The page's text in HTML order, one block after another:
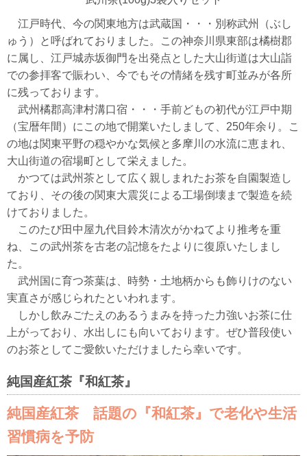
江戸時代、今の関東地方は武蔵国・・・別称武州（ぶし
ゅう）と呼ばれておりました。この神奈川県東部は橘樹郡
に属し、江戸城赤坂御門を出発点とした大山街道は大山詣
での参拝客で賑わい、今でもその情緒を残す町並みが各所
に残っております。
武州橘郡高津村溝口宿・・・手前どもの初代が江戸中期
（宝暦年間）にこの地で開業いたしまして、250年余り。こ
の地は関東平野の穏やかな気候と多摩川の水流に恵まれ、
大山街道の宿場町として栄えました。
かつては武州茶として広く親しまれたお茶を自園製造し
ており、その後の関東大震災による工場倒壊まで製造を続
けておりました。
このたび田中屋九代目鈴木清次がかねてより推考を重
ね、この武州茶を古老の記憶をたよりに復原いたしまし
た。
武州国に育つ茶葉は、時勢・土地柄からも飾りけのない
実直さが感じられたといわれます。
しかし飲みごたえのあるうまみを持った力強いお茶に仕
上がっており、水出しにも向いております。ぜひ普段使い
のお茶としてご愛飲いただけましたら幸いです。
純国産紅茶『和紅茶』
純国産紅茶 話題の『和紅茶』で老化や生活
習慣病を予防